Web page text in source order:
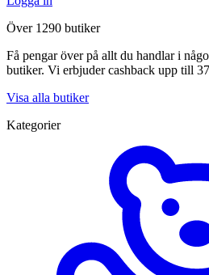
Över 1290 butiker
Få pengar över på allt du handlar i
butiker. Vi erbjuder cashback upp till
Visa alla butiker
Kategorier